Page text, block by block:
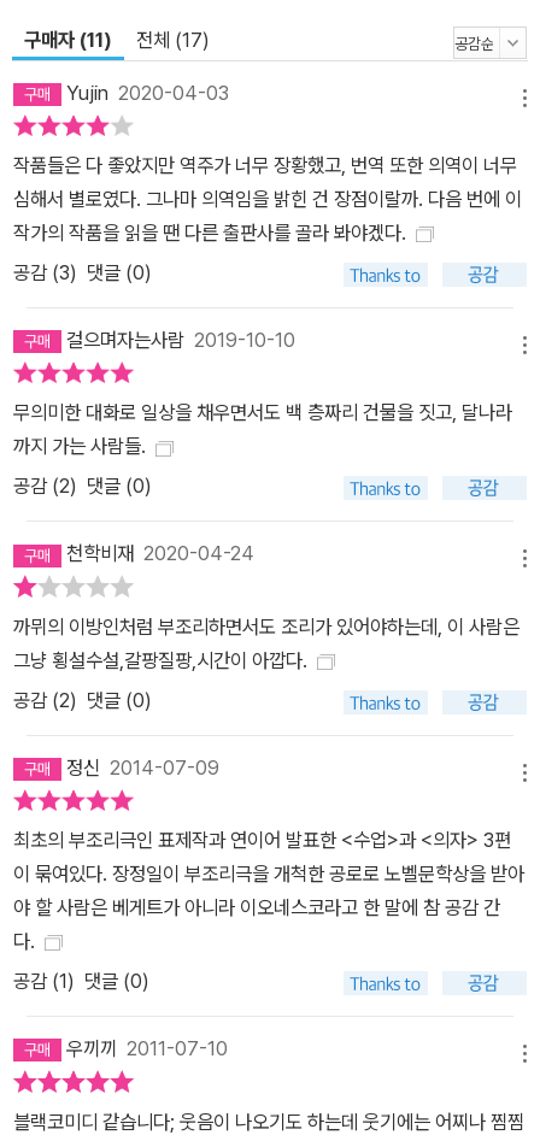
내려 했다. 논리와 상식으로는 설명할 수 없는 인간과 사회의 뿌리 깊
은 병폐에 맞서 이오네스코가 취한 문학적 대응의 방식은 조롱과 풍
자였다. 이 책에 실린 초기 삼부작에서 특히 두드러지는 이 희극적 구
성은 억지스러운 상황 설정과 등장인물들의 비현실적인 언행으로 드
러난다. 관객들은 처음에는 우스꽝스러운 모습에 폭소를 터뜨리지만
극이 진행될수록 이 웃음은 점차 등장인물이 처한 비정상적인 상황과
깨달음으로 바뀐다. 이때 관객의 정신적, 정서적 충격은 배가되며 작
지 말고, 오히려 잘 보이게 만들고, 일부러 드러내 보이며, 그로테스크
함이나 풍자를 보다 철저하게 표현해야 한다.”는 그의 말처럼 이오네
스코의 희극은 비극적 상황을 조명하는 데 더할 나위 없이 적합한 방
식인 것이다. 부정한 시대에 맞서는 상상력, 그의 조국 루마니아에서
금지되었던 작품 「대머리 여가수」가 풍자한 무의미한 ‘말’의 범람은
대중문화가 우리의 정서를 지배하고 인터넷을 비롯한 대중 매체가 폭
발적으로 증가하며 정치조차 이미지화하는 작금의 현실에 더욱 적실
해 보이며, 「수업」이 제기한 제도 권력의 미시적 억압과 폭력은 사회
곳곳에서 더욱 교묘해지고 있다. 「의자」가 통찰했던 개인의 불행과 소
외의 문제는 거대한 사회 구조에서 부속으로 전락해 가는 현대인의
모습을 떠올리게 한다. “나에게 우스운 것은 특정한 사회체제가 아니
었던 이오네스코는 창작 활동 중에도 당대의 내로라하는 작가나 비평
가와 문학의 본질과 기능을 놓고 논쟁하기를 꺼리지 않았으며, 차우
셰스쿠 치하의 고국 루마니아에서는 반체제적 성향을 이유로 작품 발
표가 금지되기도 했다. 이와 같은 도전과 부정의 정신은 그의 작품에
고스란히 담겨 오늘의 연극 무대에서도 생생하게 되살아나 부정한 시
구매자 (11) 전체 (17)
Yujin 2020-04-03
작품들은 다 좋았지만 역주가 너무 장황했고, 번역 또한 의역이 너무
심해서 별로였다. 그나마 의역임을 밝힌 건 장점이랄까. 다음 번에 이
작가의 작품을 읽을 땐 다른 출판사를 골라 봐야겠다.
공감 (3) 댓글 (0)
걸으며자는사람 2019-10-10
무의미한 대화로 일상을 채우면서도 백 층짜리 건물을 짓고, 달나라
까지 가는 사람들.
공감 (2) 댓글 (0)
천학비재 2020-04-24
까뮈의 이방인처럼 부조리하면서도 조리가 있어야하는데, 이 사람은
그냥 횡설수설,갈팡질팡,시간이 아깝다.
공감 (2) 댓글 (0)
정신 2014-07-09
최초의 부조리극인 표제작과 연이어 발표한 <수업>과 <의자> 3편
이 묶여있다. 장정일이 부조리극을 개척한 공로로 노벨문학상을 받아
야 할 사람은 베게트가 아니라 이오네스코라고 한 말에 참 공감 간
다.
공감 (1) 댓글 (0)
우끼끼 2011-07-10
블랙코미디 같습니다; 웃음이 나오기도 하는데 웃기에는 어찌나 찜찜